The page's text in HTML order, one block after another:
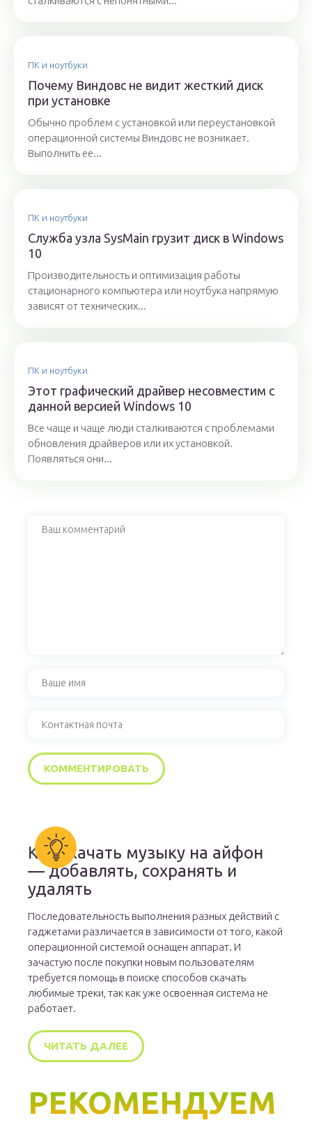
ПК и ноутбуки
Почему Виндовс не видит жесткий диск
при установке
Обычно проблем с установкой или переустановкой
операционной системы Виндовс не возникает.
Выполнить ее...
ПК и ноутбуки
Служба узла SysMain грузит диск в Windows
10
Производительность и оптимизация работы
стационарного компьютера или ноутбука напрямую
зависят от технических...
ПК и ноутбуки
Этот графический драйвер несовместим с
данной версией Windows 10
Все чаще и чаще люди сталкиваются с проблемами
обновления драйверов или их установкой.
Появляться они...
Как скачать музыку на айфон
— добавлять, сохранять и
удалять
Последовательность выполнения разных действий с
гаджетами различается в зависимости от того, какой
операционной системой оснащен аппарат. И
зачастую после покупки новым пользователям
требуется помощь в поиске способов скачать
любимые треки, так как уже освоенная система не
работает.
ЧИТАТЬ ДАЛЕЕ
РЕКОМЕНДУЕМ